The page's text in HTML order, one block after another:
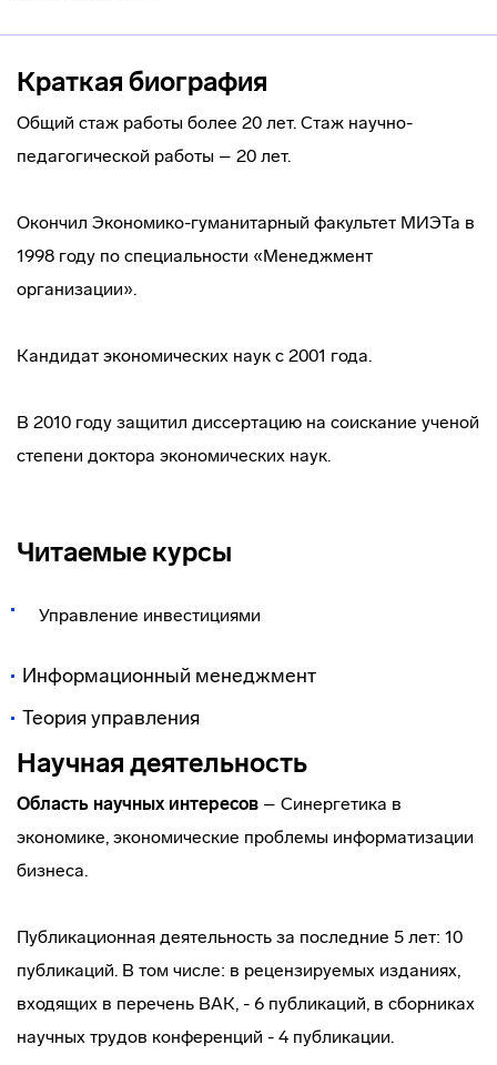
Краткая биография
Общий стаж работы более 20 лет. Стаж научно-
педагогической работы – 20 лет.
Окончил Экономико-гуманитарный факультет МИЭТа в
1998 году по специальности «Менеджмент
организации».
Кандидат экономических наук с 2001 года.
В 2010 году защитил диссертацию на соискание ученой
степени доктора экономических наук.
Читаемые курсы
Управление инвестициями
Информационный менеджмент
Теория управления
Научная деятельность
Область научных интересов – Синергетика в
экономике, экономические проблемы информатизации
бизнеса.
Публикационная деятельность за последние 5 лет: 10
публикаций. В том числе: в рецензируемых изданиях,
входящих в перечень ВАК, - 6 публикаций, в сборниках
научных трудов конференций - 4 публикации.